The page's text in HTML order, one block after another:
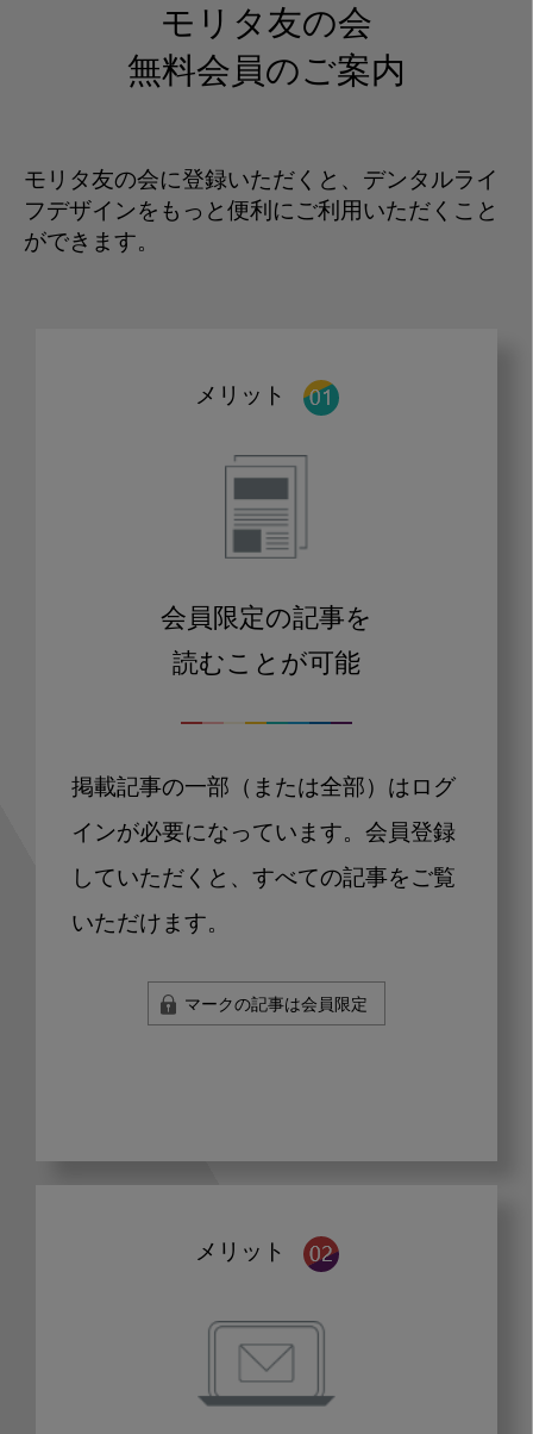
モリタ友の会
無料会員のご案内
モリタ友の会に登録いただくと、デンタルライ
フデザインをもっと便利にご利用いただくこと
ができます。
メリット
会員限定の記事を
読むことが可能
掲載記事の一部（または全部）はログ
インが必要になっています。会員登録
していただくと、すべての記事をご覧
いただけます。
マークの記事は会員限定
メリット